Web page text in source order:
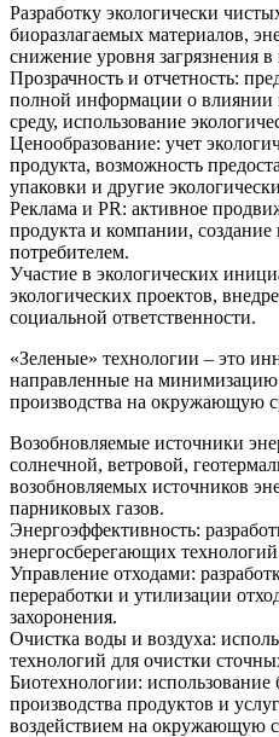
Разработку экологически
биоразлагаемых материалов,
снижение уровня загрязнения в
Прозрачность и отчетность:
полной информации о
среду, использование
Ценообразование: учет
продукта, возможность
упаковки и другие
Реклама и PR: активное
продукта и компании,
потребителем.
Участие в экологических
экологических проектов,
социальной ответственности.
«Зеленые» технологии – это
направленные на минимизацию
производства на окружающую
Возобновляемые источники
солнечной, ветровой,
возобновляемых источников
парниковых газов.
Энергоэффективность:
энергосберегающих
Управление отходами:
переработки и утилизации
захоронения.
Очистка воды и воздуха:
технологий для очистки
Биотехнологии: использование
производства продуктов и
воздействием на окружающую